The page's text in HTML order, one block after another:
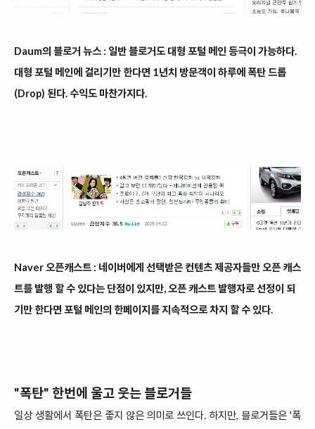
Daum의 블로거 뉴스 : 일반 블로거도 대형 포털 메인 등극이 가능하다.
대형 포털 메인에 걸리기만 한다면 1년치 방문객이 하루에 폭탄 드롭
(Drop) 된다. 수익도 마찬가지다.
Naver 오픈캐스트 : 네이버에게 선택받은 컨텐츠 제공자들만 오픈 캐스
트를 발행 할 수 있다는 단점이 있지만, 오픈 캐스트 발행자로 선정이 되
기만 한다면 포털 메인의 한페이지를 지속적으로 차지 할 수 있다.
"폭탄" 한번에 울고 웃는 블로거들
일상 생활에서 폭탄은 좋지 않은 의미로 쓰인다. 하지만, 블로거들은 '폭